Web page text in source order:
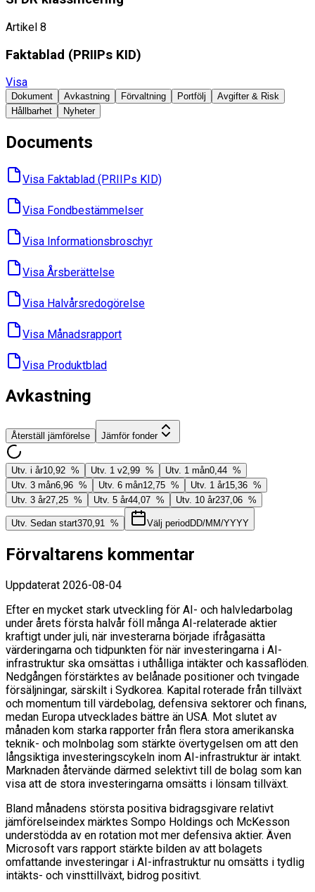
Artikel 8
Faktablad ​(PRIIPs KID)
Visa
Dokument Avkastning Förvaltning Portfölj
Avgifter & Risk
Hållbarhet
Nyheter
Documents
Visa Faktablad ​(PRIIPs KID)
Visa Fondbes­tämmelser
Visa Informations­broschyr
Visa Års­berättelse
Visa Halvårs­redogörelse
Visa Månads­rapport
Visa Produktblad
Avkastning
Återställ jämförelse Jämför fonder
Utv. i år10,92 % Utv. 1 v2,99 % Utv. 1 mån0,44 %
Utv. 3 mån6,96 % Utv. 6 mån12,75 % Utv. 1 år15,36 %
Utv. 3 år27,25 % Utv. 5 år44,07 % Utv. 10 år237,06 %
Utv. Sedan start370,91 % Välj period DD/MM/YYYY
Förvaltarens kommentar
Uppdaterat 2026-08-04
Efter en mycket stark utveckling för AI- och halvledarbolag
under årets första halvår föll många AI-relaterade aktier
kraftigt under juli, när investerarna började ifrågasätta
värderingarna och tidpunkten för när investeringarna i AI-
infrastruktur ska omsättas i uthålliga intäkter och kassaflöden.
Nedgången förstärktes av belånade positioner och tvingade
försäljningar, särskilt i Sydkorea. Kapital roterade från tillväxt
och momentum till värdebolag, defensiva sektorer och finans,
medan Europa utvecklades bättre än USA. Mot slutet av
månaden kom starka rapporter från flera stora amerikanska
teknik- och molnbolag som stärkte övertygelsen om att den
långsiktiga investeringscykeln inom AI-infrastruktur är intakt.
Marknaden återvände därmed selektivt till de bolag som kan
visa att de stora investeringarna omsätts i lönsam tillväxt.
Bland månadens största positiva bidragsgivare relativt
jämförelseindex märktes Sompo Holdings och McKesson
understödda av en rotation mot mer defensiva aktier. Även
Microsoft vars rapport stärkte bilden av att bolagets
omfattande investeringar i AI-infrastruktur nu omsätts i tydlig
intäkts- och vinsttillväxt, bidrog positivt.